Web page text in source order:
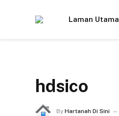
Laman Utama
hdsico
By Hartanah Di Sini